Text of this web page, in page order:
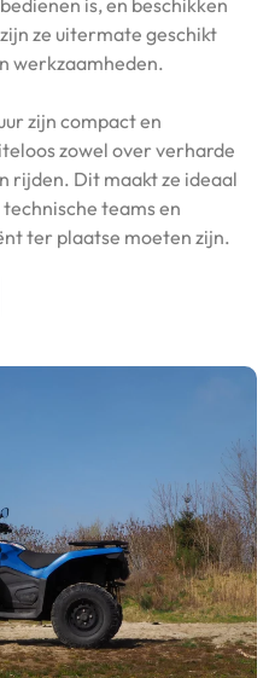
is, en beschikken
ze uitermate geschikt
werkzaamheden.
zijn compact en
zowel over verharde
rijden. Dit maakt ze ideaal
teams en
ter plaatse moeten zijn.